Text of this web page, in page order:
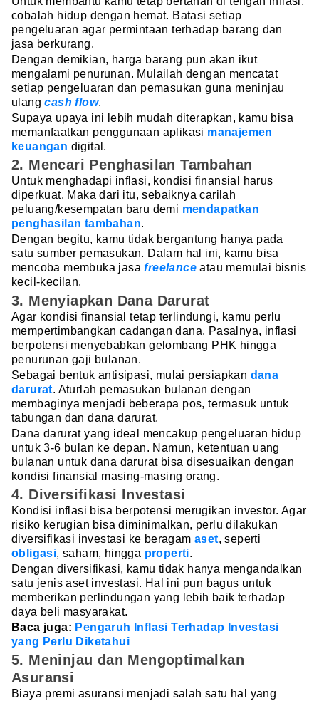
cobalah hidup dengan hemat. Batasi setiap
pengeluaran agar permintaan terhadap barang dan
jasa berkurang.
Dengan demikian, harga barang pun akan ikut
mengalami penurunan. Mulailah dengan mencatat
setiap pengeluaran dan pemasukan guna meninjau
ulangcash flow.
Supaya upaya ini lebih mudah diterapkan, kamu bisa
memanfaatkan penggunaan aplikasi manajemen
keuangan digital.
2. Mencari Penghasilan Tambahan
Untuk menghadapi inflasi, kondisi finansial harus
diperkuat. Maka dari itu, sebaiknya carilah
peluang/kesempatan baru demi mendapatkan
penghasilan tambahan.
Dengan begitu, kamu tidak bergantung hanya pada
satu sumber pemasukan. Dalam hal ini, kamu bisa
mencoba membuka jasafreelance atau memulai bisnis
kecil-kecilan.
3. Menyiapkan Dana Darurat
Agar kondisi finansial tetap terlindungi, kamu perlu
mempertimbangkan cadangan dana. Pasalnya, inflasi
berpotensi menyebabkan gelombang PHK hingga
penurunan gaji bulanan.
Sebagai bentuk antisipasi, mulai persiapkan dana
darurat. Aturlah pemasukan bulanan dengan
membaginya menjadi beberapa pos, termasuk untuk
tabungan dan dana darurat.
Dana darurat yang ideal mencakup pengeluaran hidup
untuk 3-6 bulan ke depan. Namun, ketentuan uang
bulanan untuk dana darurat bisa disesuaikan dengan
kondisi finansial masing-masing orang.
4. Diversifikasi Investasi
Kondisi inflasi bisa berpotensi merugikan investor. Agar
risiko kerugian bisa diminimalkan, perlu dilakukan
diversifikasi investasi ke beragam aset, seperti
obligasi, saham, hingga properti.
Dengan diversifikasi, kamu tidak hanya mengandalkan
satu jenis aset investasi. Hal ini pun bagus untuk
memberikan perlindungan yang lebih baik terhadap
daya beli masyarakat.
Baca juga: Pengaruh Inflasi Terhadap Investasi
yang Perlu Diketahui
5. Meninjau dan Mengoptimalkan
Asuransi
Biaya premi asuransi menjadi salah satu hal yang